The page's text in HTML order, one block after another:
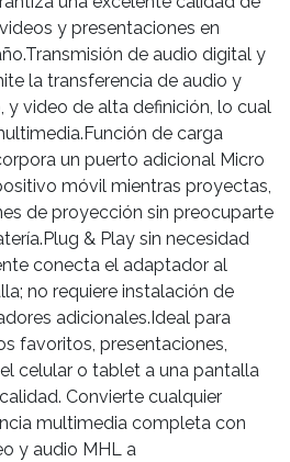
y presentaciones en
de audio digital y
la transferencia de audio y
video de alta definición, lo cual
de carga
un puerto adicional Micro
móvil mientras proyectas,
de proyección sin preocuparte
& Play sin necesidad
conecta el adaptador al
no requiere instalación de
adicionales.Ideal para
favoritos, presentaciones,
celular o tablet a una pantalla
Convierte cualquier
multimedia completa con
y audio MHL a